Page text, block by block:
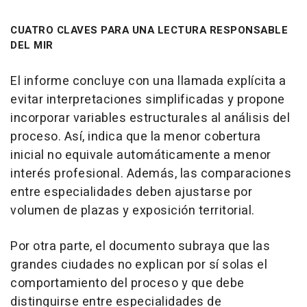
CUATRO CLAVES PARA UNA LECTURA RESPONSABLE
DEL MIR
El informe concluye con una llamada explícita a
evitar interpretaciones simplificadas y propone
incorporar variables estructurales al análisis del
proceso. Así, indica que la menor cobertura
inicial no equivale automáticamente a menor
interés profesional. Además, las comparaciones
entre especialidades deben ajustarse por
volumen de plazas y exposición territorial.
Por otra parte, el documento subraya que las
grandes ciudades no explican por sí solas el
comportamiento del proceso y que debe
distinguirse entre especialidades de